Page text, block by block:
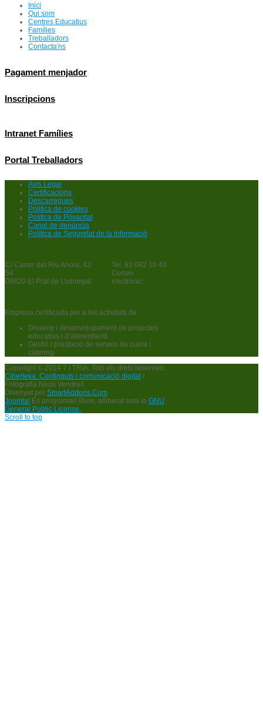
Inici
Qui som
Centres Educatius
Famílies
Treballadors
Contacta'ns
Pagament menjador
Inscripcions
Intranet Famílies
Portal Treballadors
Avis Legal
Certificacions
Descarregues
Politica de cookies
Politica de Privacitat
Canal de denúncia
Política de Seguretat de la Informació
C/ Carrer del Riu Anoia, 42-
54
08820 El Prat de Llobregat
Tel. 93 682 10 43
Correu
electrònic:
Empresa certificada per a les activitats de:
Disseny i desenvolupament de projectes
educatius i d’alimentació
Gestió i prestació de serveis de cuina i
càtering
Copyright © 2014 7 i TRIA. Tots els drets reservats.
Ciberteka. Continguts i comunicació digital /
Fotografia Neus Vendrell
Disenyat per SmartAddons.Com
Joomla! És programari lliure, alliberat sota la GNU
General Public License.
Scroll to top